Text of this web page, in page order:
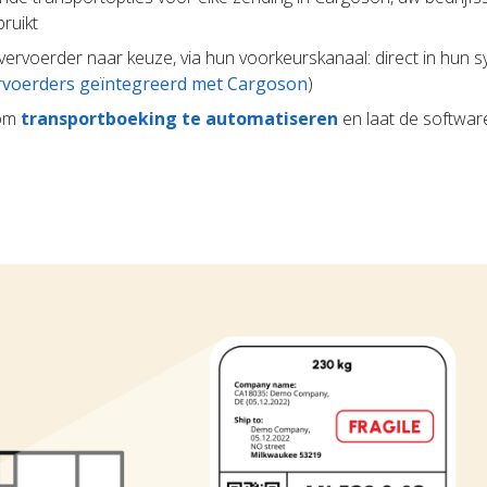
naar keuze, via hun voorkeurskanaal: direct in hun
geïntegreerd met Cargoson)
transportboeking te automatiseren en laat de